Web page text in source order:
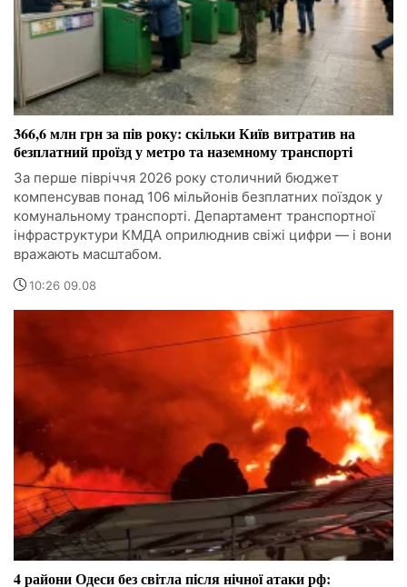
366,6 млн грн за пів року: скільки Київ витратив на
безплатний проїзд у метро та наземному транспорті
За перше півріччя 2026 року столичний бюджет
компенсував понад 106 мільйонів безплатних поїздок у
комунальному транспорті. Департамент транспортної
інфраструктури КМДА оприлюднив свіжі цифри — і вони
вражають масштабом.
10:26 09.08
4 райони Одеси без світла після нічної атаки рф: